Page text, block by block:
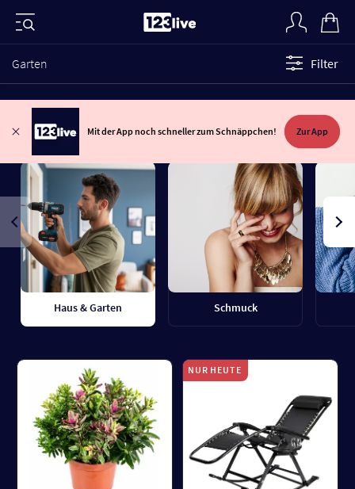
Garten Filter
Mit der App noch schneller zum Schnäppchen! Zur App
Haus & Garten Schmuck
NUR HEUTE